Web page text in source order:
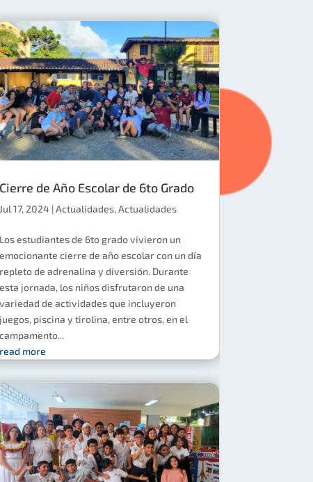
Cierre de Año Escolar de 6to Grado
Jul 17, 2024 |Actualidades,Actualidades
Los estudiantes de 6to grado vivieron un
emocionante cierre de año escolar con un día
repleto de adrenalina y diversión. Durante
esta jornada, los niños disfrutaron de una
variedad de actividades que incluyeron
juegos, piscina y tirolina, entre otros, en el
campamento...
read more